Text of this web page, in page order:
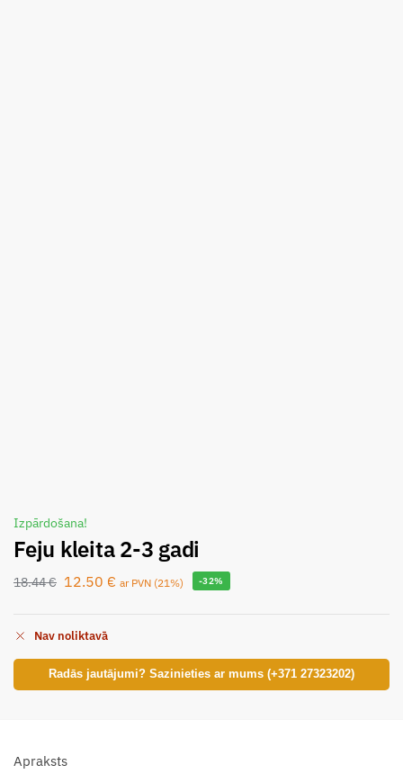
Izpārdošana!
Feju kleita 2-3 gadi
18.44€ 12.50 € ar PVN (21%) -32%
Nav noliktavā
Radās jautājumi? Sazinieties ar mums (+371 27323202)
Apraksts